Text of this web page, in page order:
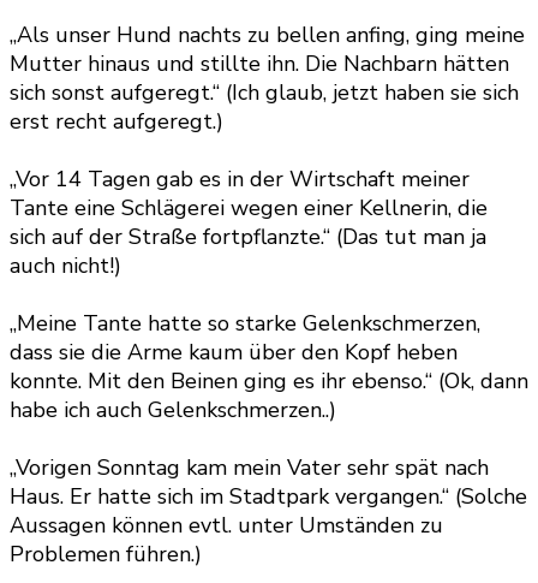
„Als unser Hund nachts zu bellen anfing, ging meine
Mutter hinaus und stillte ihn. Die Nachbarn hätten
sich sonst aufgeregt.“ (Ich glaub, jetzt haben sie sich
erst recht aufgeregt.)
„Vor 14 Tagen gab es in der Wirtschaft meiner
Tante eine Schlägerei wegen einer Kellnerin, die
sich auf der Straße fortpflanzte.“ (Das tut man ja
auch nicht!)
„Meine Tante hatte so starke Gelenkschmerzen,
dass sie die Arme kaum über den Kopf heben
konnte. Mit den Beinen ging es ihr ebenso.“ (Ok, dann
habe ich auch Gelenkschmerzen..)
„Vorigen Sonntag kam mein Vater sehr spät nach
Haus. Er hatte sich im Stadtpark vergangen.“ (Solche
Aussagen können evtl. unter Umständen zu
Problemen führen.)